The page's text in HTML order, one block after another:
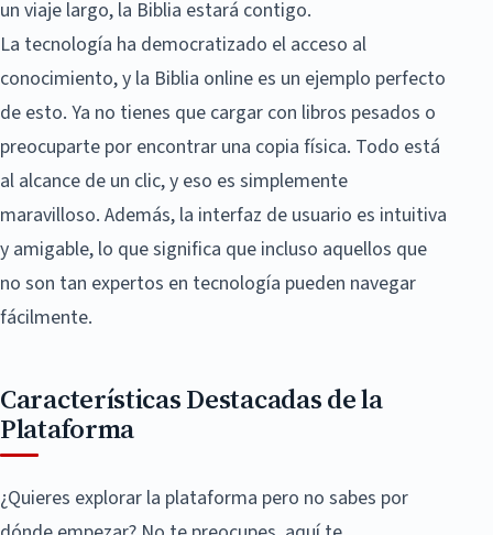
un viaje largo, la Biblia estará contigo.
La tecnología ha democratizado el acceso al
conocimiento, y la Biblia online es un ejemplo perfecto
de esto. Ya no tienes que cargar con libros pesados o
preocuparte por encontrar una copia física. Todo está
al alcance de un clic, y eso es simplemente
maravilloso. Además, la interfaz de usuario es intuitiva
y amigable, lo que significa que incluso aquellos que
no son tan expertos en tecnología pueden navegar
fácilmente.
Características Destacadas de la
Plataforma
¿Quieres explorar la plataforma pero no sabes por